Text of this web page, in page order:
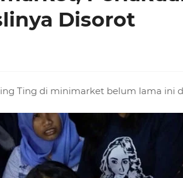
Disorot
Ting di minimarket belum lama ini